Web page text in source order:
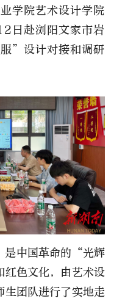
学院艺术设计学院
日赴浏阳文家市岩
”设计对接和调研
是中国革命的“光辉
色文化，由艺术设
生团队进行了实地走